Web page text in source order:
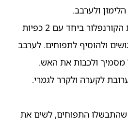
ולערבב.
לערבב היטב את הקורנפלור ביחד עם 2 כפיות
ולהוסיף לתפוחים. לערבב
מסמיך ולכבות את האש.
לקערה ולקרר לגמרי.
התפוחים, לשים את